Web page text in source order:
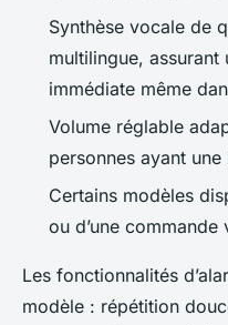
Synthèse vocale de
multilingue, assurant
immédiate même
Volume réglable
personnes ayant
Certains modèles
ou d’une
Les fonctionnalités
modèle : répétition